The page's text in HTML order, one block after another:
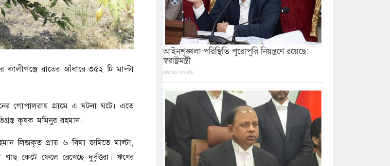
কালীগঞ্জে রাতের আঁধারে ৩৫২ টি মাল্টা
গোপালরায় গ্রামে এ ঘটনা ঘটে। এতে
কৃষক মমিনুর রহমান।
লিজকৃত প্রায় ৬ বিঘা জমিতে মাল্টা,
কেটে ফেলে রেখেছে দুর্বৃত্তরা। ঋণের
আইনশৃঙ্খলা পরিস্থিতি পুরোপুরি নিয়ন্ত্রণে রয়েছে:
স্বরাষ্ট্রমন্ত্রী
০৪/০৮/২০২৬